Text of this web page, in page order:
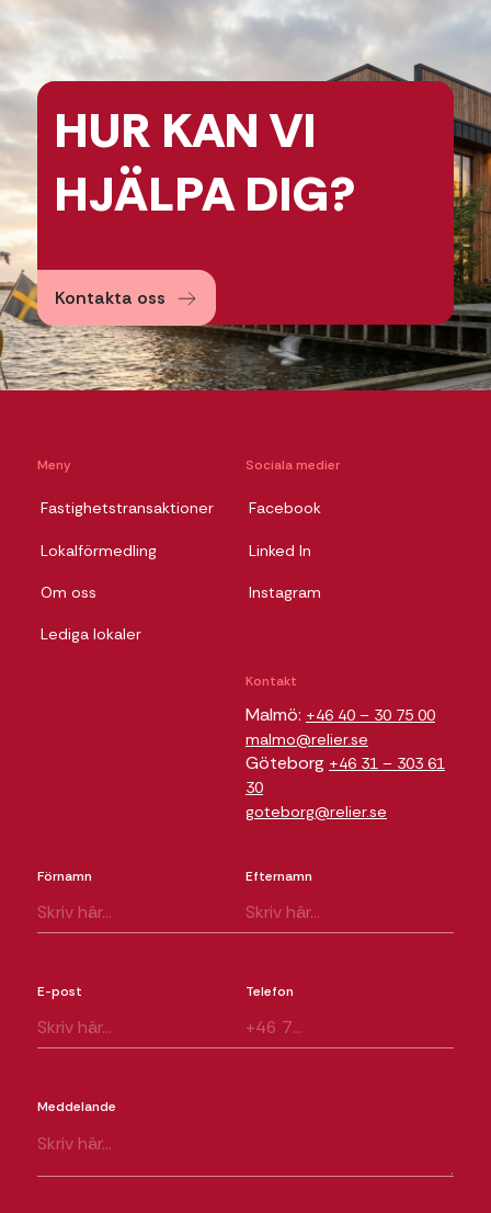
HUR KAN VI
HJÄLPADIG?
Kontakta oss
Meny
Fastighetstransaktioner
Lokalförmedling
Om oss
Lediga lokaler
Sociala medier
Facebook
Linked In
Instagram
Kontakt
Malmö: +46 40 – 30 75 00
malmo@relier.se
Göteborg +46 31 – 303 61
30
goteborg@relier.se
Förnamn Efternamn
E-post Telefon
Meddelande